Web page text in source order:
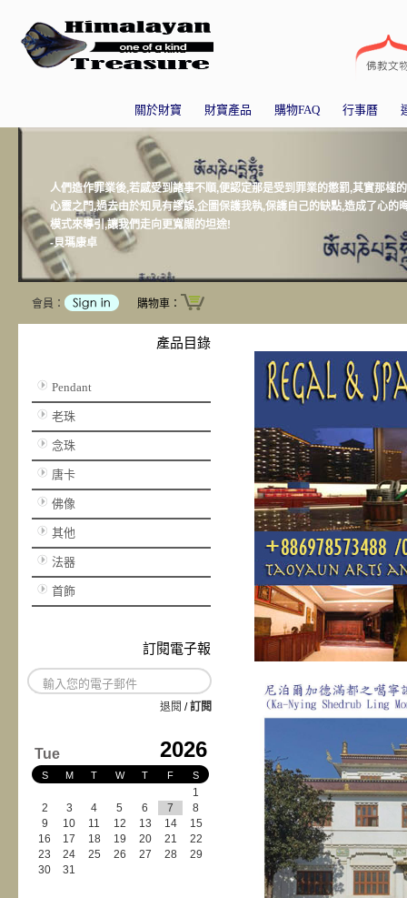
關於財寶 財寶產品 購物FAQ 行事曆
人們造作罪業後,若感受到諸事不順,便認定那是受到罪業的懲罰,其實那樣
心靈之門,過去由於知見有謬誤,企圖保護我執,保護自己的缺點,造成了心的
模式來導引,讓我們走向更寬闊的坦途!
-貝瑪康卓
會員： 購物車：
產品目錄
Pendant
老珠
念珠
唐卡
佛像
其他
法器
首飾
訂閱電子報
退閱 /訂閱
Tue 2026
S M T W T F S
1
2
3 4 5 6 7
8
9
10 11 12 13 14
15
16
17 18 19 20 21
22
23
24 25 26 27 28
29
30
31